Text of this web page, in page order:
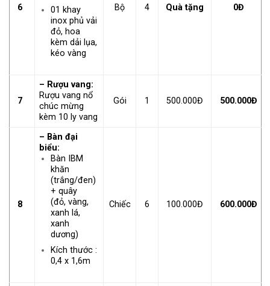
6
01 khay
inox phủ vải
đỏ, hoa
kèm dải lụa,
kéo vàng
Bộ 4 Quà tặng 0Đ
7
– Rượu vang:
Rượu vang nổ
chúc mừng
kèm 10 ly vang
Gói 1 500.000Đ 500.000Đ
8
– Bàn đại
biểu:
Bàn IBM
khăn
(trắng/đen)
+ quây
(đỏ, vàng,
xanh lá,
xanh
dương)
Kích thước :
0,4 x 1,6m
Chiếc 6 100.000Đ 600.000Đ